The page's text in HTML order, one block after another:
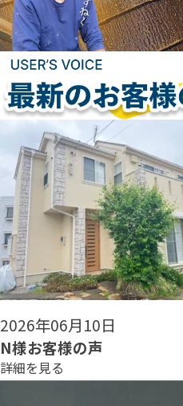
2026年06月08日
N様お客様の声
詳細を見る